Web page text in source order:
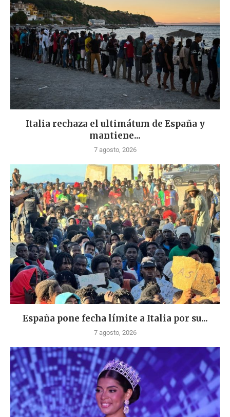
Italia rechaza el ultimátum de España y
mantiene...
7 agosto, 2026
España pone fecha límite a Italia por su...
7 agosto, 2026